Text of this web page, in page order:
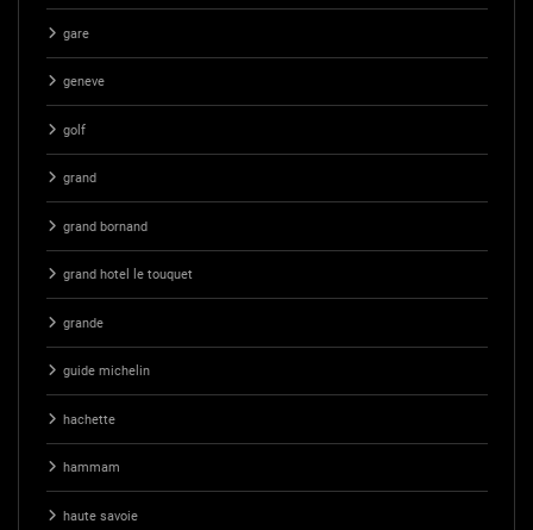
gare
geneve
golf
grand
grand bornand
grand hotel le touquet
grande
guide michelin
hachette
hammam
haute savoie